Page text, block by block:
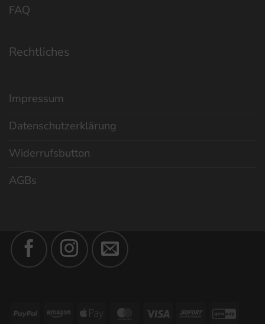
FAQ
Rechtliches
Impressum
Datenschutzerklärung
Widerrufsbutton
AGBs
PayPalAmazon Apple
MasterCard
Visa Sofort